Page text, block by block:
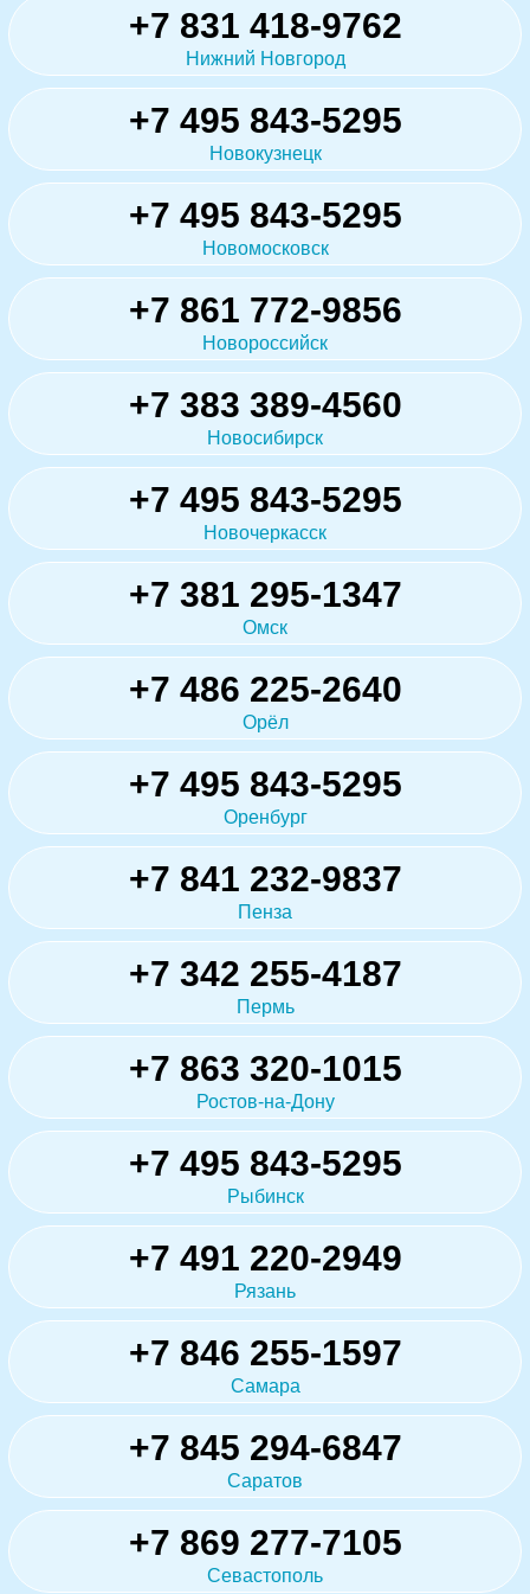
+7 831 418-9762
Нижний Новгород
+7 495 843-5295
Новокузнецк
+7 495 843-5295
Новомосковск
+7 861 772-9856
Новороссийск
+7 383 389-4560
Новосибирск
+7 495 843-5295
Новочеркасск
+7 381 295-1347
Омск
+7 486 225-2640
Орёл
+7 495 843-5295
Оренбург
+7 841 232-9837
Пенза
+7 342 255-4187
Пермь
+7 863 320-1015
Ростов-на-Дону
+7 495 843-5295
Рыбинск
+7 491 220-2949
Рязань
+7 846 255-1597
Самара
+7 845 294-6847
Саратов
+7 869 277-7105
Севастополь